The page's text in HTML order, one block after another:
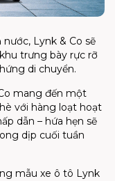
Lynk & Co sẽ
trưng bày rực rỡ
di chuyển.
mang đến một
với hàng loạt hoạt
dẫn – hứa hẹn sẽ
dịp cuối tuần
mẫu xe ô tô Lynk